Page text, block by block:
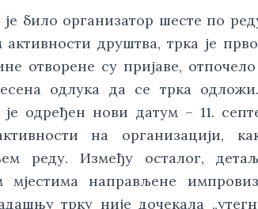
било организатор шесте по
друштва, трка је
отворене су пријаве,
одлука да се трка
одређен нови датум – 11.
на организацији,
реду. Између осталог,
направљене
трку није дочекала